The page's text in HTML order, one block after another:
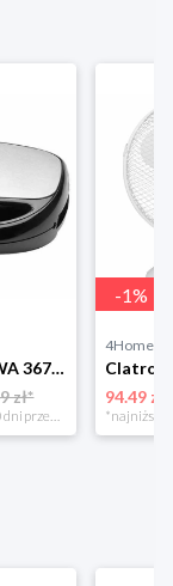
Clatronic ST/WA 3670 Opiekacz do kanapek
zł*
*najniższa cena z 30 dni przed obniżką
-1%
4Home
94.49 zł